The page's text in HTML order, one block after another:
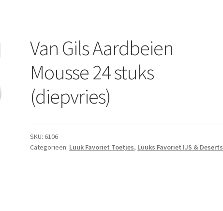
Van Gils Aardbeien
Mousse 24 stuks
(diepvries)
SKU: 6106
Categorieën: Luuk Favoriet Toetjes, Luuks Favoriet IJS & Deserts